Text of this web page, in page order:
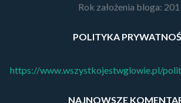
Rok założenia bloga:
POLITYKA
https://www.wszystkojestwglowie.pl/
NAJNOWSZE